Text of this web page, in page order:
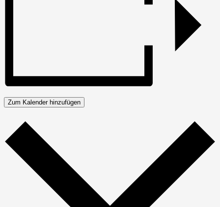
Zum Kalender hinzufügen